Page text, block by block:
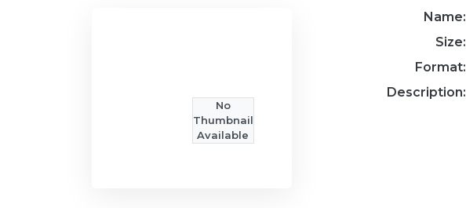
No
Thumbnail
Available
Name:
Size:
Format:
Description: